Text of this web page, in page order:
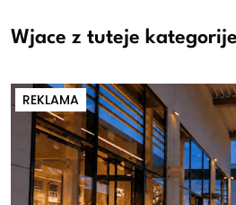
Wjace z tuteje kategorije
REKLAMA